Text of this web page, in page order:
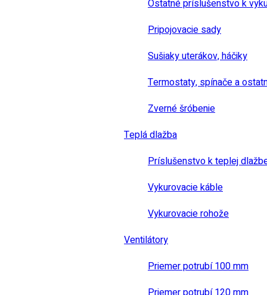
Ostatné príslušenstvo k
Pripojovacie sady
Sušiaky uterákov, háčiky
Termostaty, spínače a
Zverné šróbenie
Teplá dlažba
Príslušenstvo k teplej
Vykurovacie káble
Vykurovacie rohože
Ventilátory
Priemer potrubí 100 mm